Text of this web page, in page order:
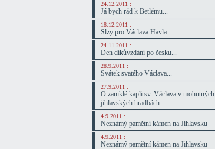
24.12.2011 :
Já bych rád k Betlému...
18.12.2011 :
Slzy pro Václava Havla
24.11.2011 :
Den díkůvzdání po česku...
28.9.2011 :
Svátek svatého Václava...
27.9.2011 :
O zaniklé kapli sv. Václava v mohutných
jihlavských hradbách
4.9.2011 :
Neznámý pamětní kámen na Jihlavsku
4.9.2011 :
Neznámý pamětní kámen na Jihlavsku